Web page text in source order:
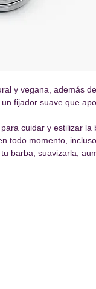
y vegana, además
fijador suave que
cuidar y estilizar la
todo momento,
barba, suavizarla,